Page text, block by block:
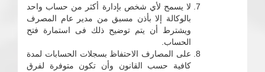
لا يسمح لأي شخص بإدارة أكثر من حساب واحد
بالوكالة إلا بأذن مسبق من مدير عام المصرف
ويشترط أن يتم توضيح ذلك فى استمارة فتح
الحساب.
على المصارف الاحتفاظ بسجلات الحسابات لمدة
كافية حسب القانون وأن تكون متوفرة لفرق